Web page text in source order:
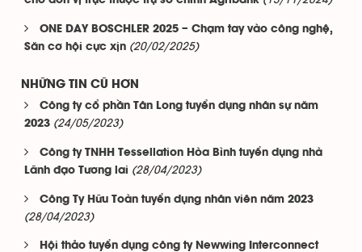
ONE DAY BOSCHLER 2025 – Chạm tay vào công nghệ,
Săn cơ hội cực xịn (20/02/2025)
NHỮNG TIN CŨ HƠN
Công ty cổ phần Tân Long tuyển dụng nhân sự năm
2023 (24/05/2023)
Công ty TNHH Tessellation Hòa Bình tuyển dụng nhà
Lãnh đạo Tương lai (28/04/2023)
Công Ty Hữu Toàn tuyển dụng nhân viên năm 2023
(28/04/2023)
Hội thảo tuyển dụng công ty Newwing Interconnect